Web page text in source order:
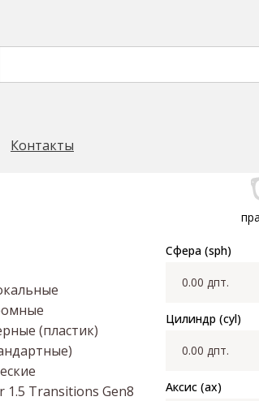
Контакты
1.5
Сфера (sph)
Цилиндр (cyl)
Аксис (ax)
(пластик)
1.5 Transitions Gen8